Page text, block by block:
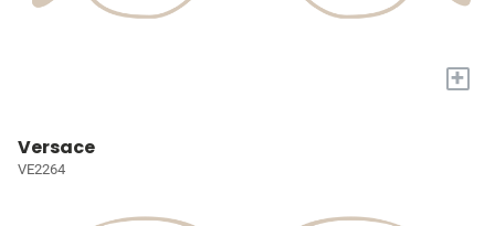
+
Versace
VE2264